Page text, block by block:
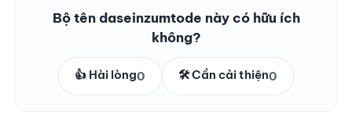
Bộ tên daseinzumtode này có hữu ích
không?
👍 Hài lòng0 🛠️ Cần cải thiện0